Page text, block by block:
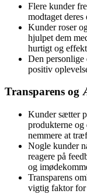
Flere kunder
modtaget
Kunder roser
hjulpet dem
hurtigt og
Den personlige
positiv
Transparens og
Kunder sætter
produkterne
nemmere at
Nogle kunder
reagere på
og
Transparens
vigtig faktor for